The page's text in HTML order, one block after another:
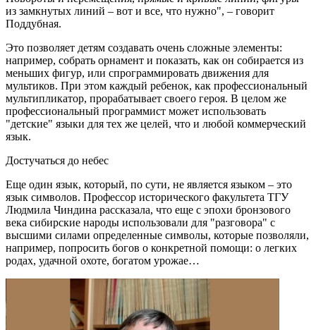
из замкнутых линий – вот и все, что нужно", – говорит
Поддубная.
Это позволяет детям создавать очень сложные элементы:
например, собрать орнамент и показать, как он собирается из
меньших фигур, или спрограммировать движения для
мультиков. При этом каждый ребенок, как профессиональный
мультипликатор, прорабатывает своего героя. В целом же
профессиональный программист может использовать
"детские" языки для тех же целей, что и любой коммерческий
язык.
Достучаться до небес
Еще один язык, который, по сути, не является языком – это
язык символов. Профессор исторического факультета ТГУ
Людмила Чиндина рассказала, что еще с эпохи бронзового
века сибирские народы использовали для "разговора" с
высшими силами определенные символы, которые позволяли,
например, попросить богов о конкретной помощи: о легких
родах, удачной охоте, богатом урожае…